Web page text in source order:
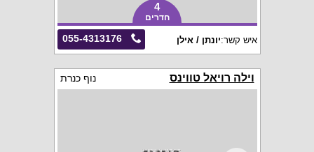
4
חדרים
055-4313176 איש קשר:יונתן / אילן
וילה רויאל טווינס נוף כנרת